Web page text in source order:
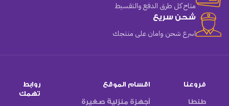
متاح كل طرق الدفع والتقسيط
شحن سريع
اسرع شحن وامان على منتجك
فروعنا
طنطا
اقسام الموقع
أجهزة منزلية صغيرة
روابط
تهمك